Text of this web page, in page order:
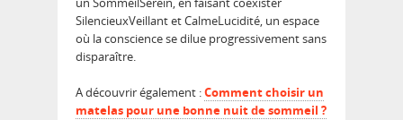
SilencieuxVeillant et CalmeLucidité, un espace
où la conscience se dilue progressivement sans
disparaître.
A découvrir également :Comment choisir un
matelas pour une bonne nuit de sommeil ?